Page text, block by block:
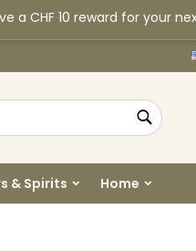
a CHF 10 reward for your
Search
& Spirits Home
×
×
Create wishlist
×
in your wishlist.